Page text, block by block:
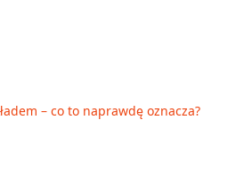
– co to naprawdę oznacza?